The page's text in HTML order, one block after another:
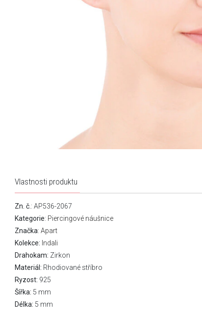
Vlastnosti produktu
Zn. č.: AP536-2067
Kategorie: Piercingové náušnice
Značka: Apart
Kolekce: Indali
Drahokam: Zirkon
Materiál: Rhodiované stříbro
Ryzost: 925
Šířka: 5 mm
Délka: 5 mm